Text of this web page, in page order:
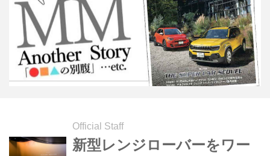
Official Staff
新型レンジローバーをワー